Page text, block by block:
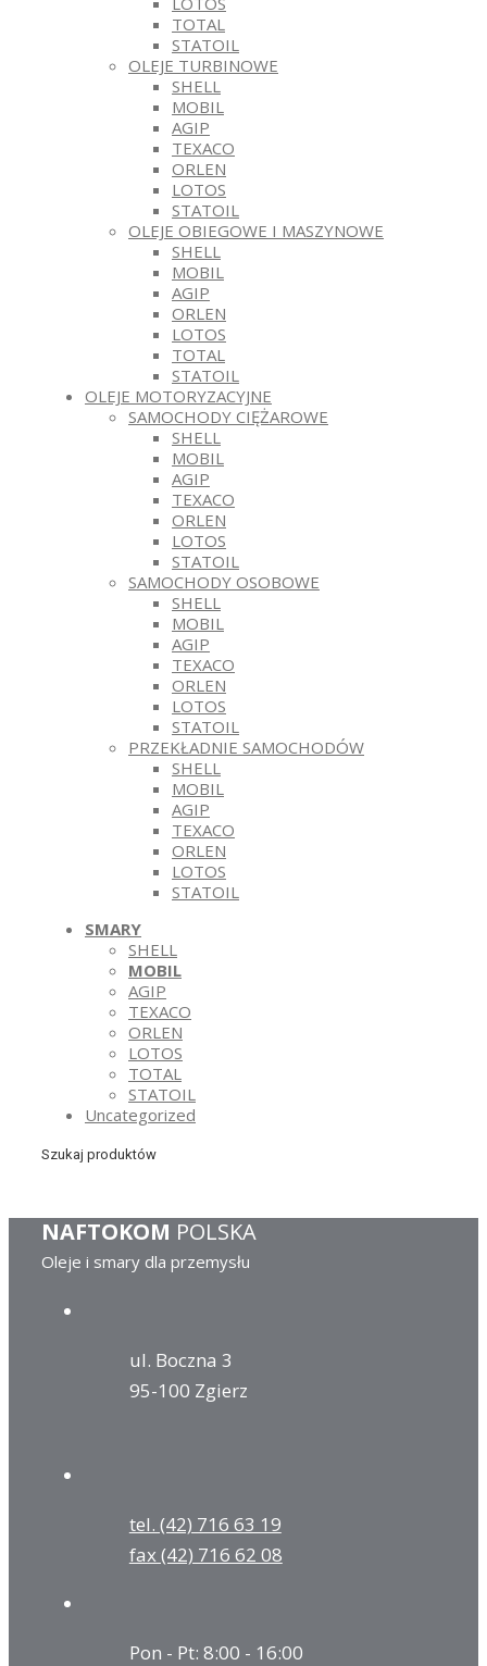
TOTAL
STATOIL
OLEJE TURBINOWE
SHELL
MOBIL
AGIP
TEXACO
ORLEN
LOTOS
STATOIL
OLEJE OBIEGOWE I MASZYNOWE
SHELL
MOBIL
AGIP
ORLEN
LOTOS
TOTAL
STATOIL
OLEJE MOTORYZACYJNE
SAMOCHODY CIĘŻAROWE
SHELL
MOBIL
AGIP
TEXACO
ORLEN
LOTOS
STATOIL
SAMOCHODY OSOBOWE
SHELL
MOBIL
AGIP
TEXACO
ORLEN
LOTOS
STATOIL
PRZEKŁADNIE SAMOCHODÓW
SHELL
MOBIL
AGIP
TEXACO
ORLEN
LOTOS
STATOIL
SMARY
SHELL
MOBIL
AGIP
TEXACO
ORLEN
LOTOS
TOTAL
STATOIL
Uncategorized
Szukaj produktów
NAFTOKOM POLSKA
Oleje i smary dla przemysłu
ul. Boczna 3
95-100 Zgierz
tel. (42) 716 63 19
fax (42) 716 62 08
Pon - Pt: 8:00 - 16:00